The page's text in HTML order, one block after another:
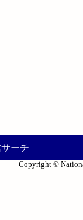
ーチ
Copyright ©